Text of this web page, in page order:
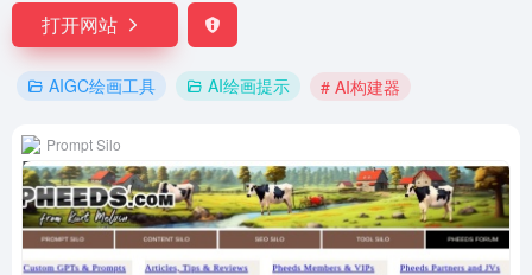
打开网站
AIGC绘画工具 AI绘画提示 # AI构建器
Prompt Silo